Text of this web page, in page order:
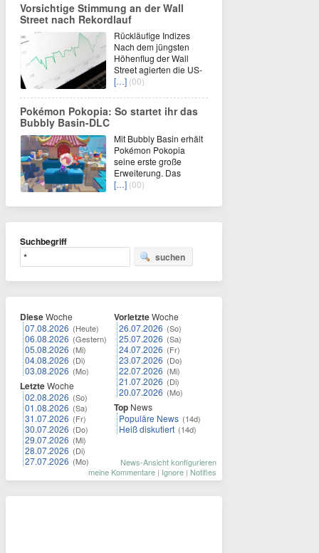
Vorsichtige Stimmung an der Wall
Street nach Rekordlauf
Rückläufige Indizes
Nach dem jüngsten
Höhenflug der Wall
Street agierten die US-
[…] (00)
Pokémon Pokopia: So startet ihr das
Bubbly Basin-DLC
Mit Bubbly Basin erhält
Pokémon Pokopia
seine erste große
Erweiterung. Das
[…] (00)
Suchbegriff
suchen
DieseWoche
07.08.2026 (Heute)
06.08.2026 (Gestern)
05.08.2026 (Mi)
04.08.2026 (Di)
03.08.2026 (Mo)
LetzteWoche
02.08.2026 (So)
01.08.2026 (Sa)
31.07.2026 (Fr)
30.07.2026 (Do)
29.07.2026 (Mi)
28.07.2026 (Di)
27.07.2026 (Mo)
VorletzteWoche
26.07.2026 (So)
25.07.2026 (Sa)
24.07.2026 (Fr)
23.07.2026 (Do)
22.07.2026 (Mi)
21.07.2026 (Di)
20.07.2026 (Mo)
Top News
Populäre News (14d)
Heiß diskutiert (14d)
News-Ansicht konfigurieren
meine Kommentare | Ignore | Notifies